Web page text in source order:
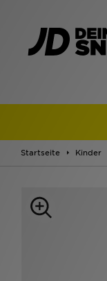
Startseite Kinder